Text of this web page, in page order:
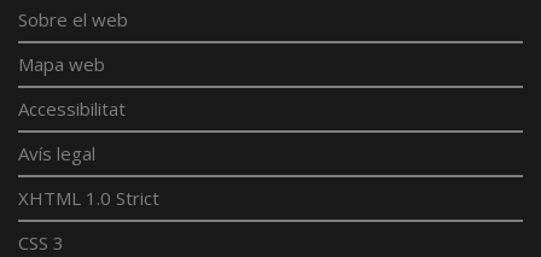
Sobre el web
Mapa web
Accessibilitat
Avís legal
XHTML 1.0 Strict
CSS 3